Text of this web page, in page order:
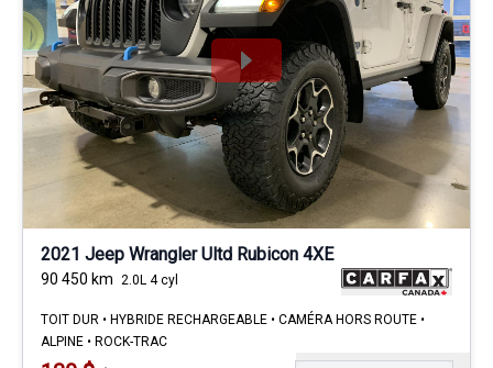
2021 Jeep Wrangler Ultd Rubicon 4XE
90 450 km 2.0L 4 cyl
TOIT DUR • HYBRIDE RECHARGEABLE • CAMÉRA HORS ROUTE •
ALPINE • ROCK-TRAC